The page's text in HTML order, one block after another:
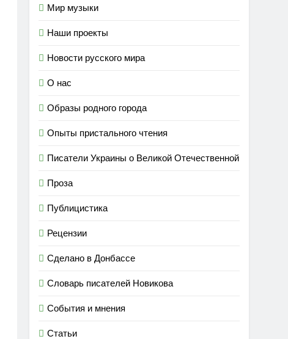
Мир музыки
Наши проекты
Новости русского мира
О нас
Образы родного города
Опыты пристального чтения
Писатели Украины о Великой Отечественной
Проза
Публицистика
Рецензии
Сделано в Донбассе
Словарь писателей Новикова
События и мнения
Статьи